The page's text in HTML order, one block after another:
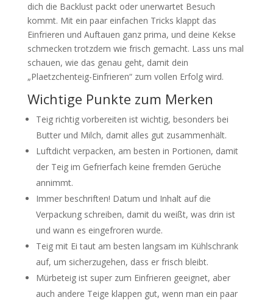
dich die Backlust packt oder unerwartet Besuch
kommt. Mit ein paar einfachen Tricks klappt das
Einfrieren und Auftauen ganz prima, und deine Kekse
schmecken trotzdem wie frisch gemacht. Lass uns mal
schauen, wie das genau geht, damit dein
„Plaetzchenteig-Einfrieren“ zum vollen Erfolg wird.
Wichtige Punkte zum Merken
Teig richtig vorbereiten ist wichtig, besonders bei
Butter und Milch, damit alles gut zusammenhält.
Luftdicht verpacken, am besten in Portionen, damit
der Teig im Gefrierfach keine fremden Gerüche
annimmt.
Immer beschriften! Datum und Inhalt auf die
Verpackung schreiben, damit du weißt, was drin ist
und wann es eingefroren wurde.
Teig mit Ei taut am besten langsam im Kühlschrank
auf, um sicherzugehen, dass er frisch bleibt.
Mürbeteig ist super zum Einfrieren geeignet, aber
auch andere Teige klappen gut, wenn man ein paar